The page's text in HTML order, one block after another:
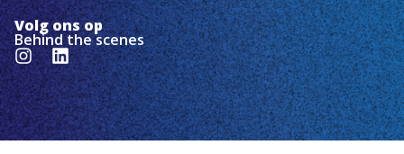
Volg ons op
Behind the scenes